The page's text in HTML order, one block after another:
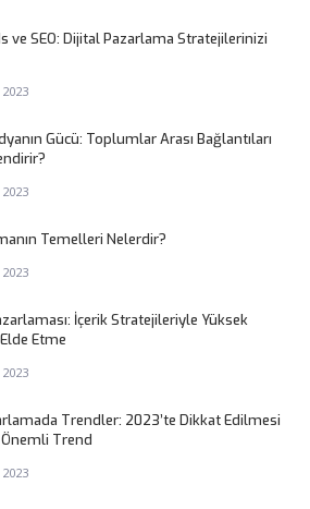
ve SEO: Dijital Pazarlama Stratejilerinizi
Gücü: Toplumlar Arası Bağlantıları
Temelleri Nelerdir?
İçerik Stratejileriyle Yüksek
Etme
Trendler: 2023’te Dikkat Edilmesi
Trend